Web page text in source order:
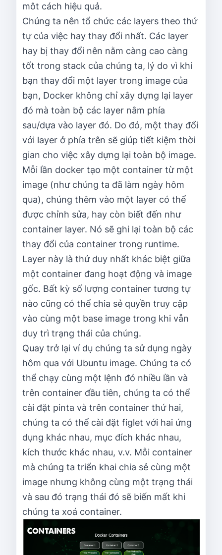
môt cách hiệu quả.
Chúng ta nên tổ chức các layers theo thứ
tự của việc hay thay đổi nhất. Các layer
hay bị thay đổi nên nằm càng cao càng
tốt trong stack của chúng ta, lý do vì khi
bạn thay đổi một layer trong image của
bạn, Docker không chỉ xây dựng lại layer
đó mà toàn bộ các layer nằm phía
sau/dựa vào layer đó. Do đó, một thay đổi
với layer ở phía trên sẽ giúp tiết kiệm thời
gian cho việc xây dựng lại toàn bộ image.
Mỗi lần docker tạo một container từ một
image (như chúng ta đã làm ngày hôm
qua), chúng thêm vào một layer có thể
được chỉnh sửa, hay còn biết đến như
container layer. Nó sẽ ghi lại toàn bộ các
thay đổi của container trong runtime.
Layer này là thứ duy nhất khác biệt giữa
một container đang hoạt động và image
gốc. Bất kỳ số lượng container tương tự
nào cũng có thể chia sẻ quyền truy cập
vào cùng một base image trong khi vẫn
duy trì trạng thái của chúng.
Quay trở lại ví dụ chúng ta sử dụng ngày
hôm qua với Ubuntu image. Chúng ta có
thể chạy cùng một lệnh đó nhiều lần và
trên container đầu tiên, chúng ta có thể
cài đặt pinta và trên container thứ hai,
chúng ta có thể cài đặt figlet với hai ứng
dụng khác nhau, mục đích khác nhau,
kích thước khác nhau, v.v. Mỗi container
mà chúng ta triển khai chia sẻ cùng một
image nhưng không cùng một trạng thái
và sau đó trạng thái đó sẽ biến mất khi
chúng ta xoá container.